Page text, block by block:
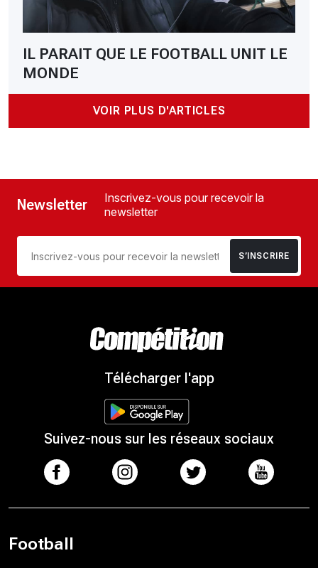
IL PARAIT QUE LE FOOTBALL UNIT LE
MONDE
VOIR PLUS D'ARTICLES
Newsletter
Inscrivez-vous pour recevoir la
newsletter
S’INSCRIRE
Télécharger l'app
Suivez-nous sur les réseaux sociaux
Football